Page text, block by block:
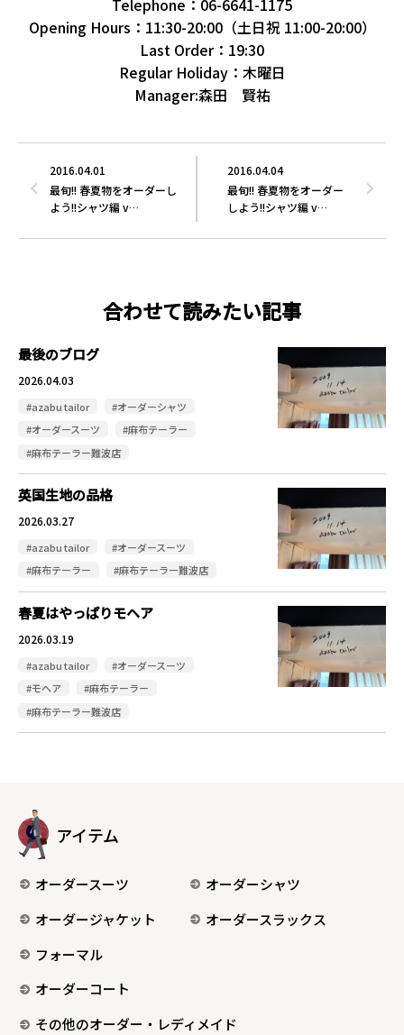
Opening Hours：11:30-20:00（土日祝 11:00-20:00）
Last Order：19:30
Regular Holiday：木曜日
Manager:森田 賢祐
2016.04.04
最旬!! 春夏物をオーダー
しよう!!シャツ編 v…
2016.04.01
最旬!! 春夏物をオーダーし
よう!!シャツ編 v…
合わせて読みたい記事
最後のブログ
2026.04.03
#azabu tailor
#オーダーシャツ
#オーダースーツ
#麻布テーラー
#麻布テーラー難波店
英国生地の品格
2026.03.27
#azabu tailor
#オーダースーツ
#麻布テーラー
#麻布テーラー難波店
春夏はやっぱりモヘア
2026.03.19
#azabu tailor
#オーダースーツ
#モヘア
#麻布テーラー
#麻布テーラー難波店
アイテム
オーダースーツ
オーダーシャツ
オーダージャケット
オーダースラックス
フォーマル
オーダーコート
その他のオーダー・レディメイド